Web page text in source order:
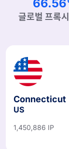
글로벌 프록
Connecticut
US
1,450,886 IP